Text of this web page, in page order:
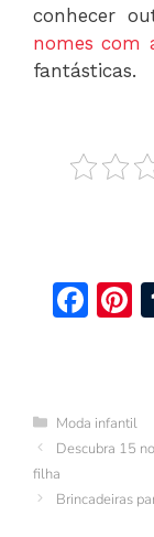
conhecer
nomes com
fantásticas.
F
b
o
Categorias
Moda infantil
Descubra 15
filha
Brincadeiras